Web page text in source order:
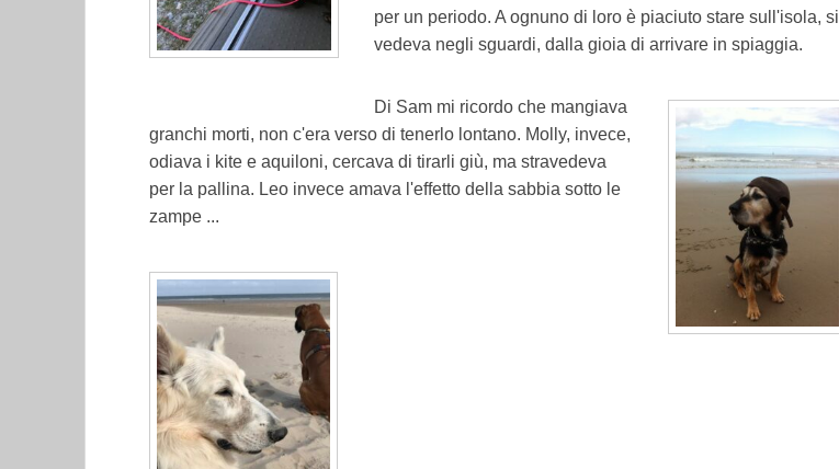
per un periodo. A ognuno di loro è piaciuto stare sull'isola, si
vedeva negli sguardi, dalla gioia di arrivare in spiaggia.
Di Sam mi ricordo che mangiava
granchi morti, non c'era verso di tenerlo lontano. Molly, invece,
odiava i kite e aquiloni, cercava di tirarli giù, ma stravedeva
per la pallina. Leo invece amava l'effetto della sabbia sotto le
zampe ...